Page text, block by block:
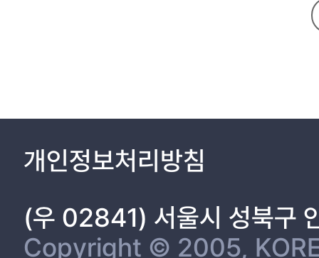
4.4 GS 25 22
4.7 쑤닝 Biu 24
4.8 빙고박스(BingoBox) 25
4.9 타오카페(淘) 26
개인정보처리방침
(우 02841) 서울시 성북구
Copyright © 2005,